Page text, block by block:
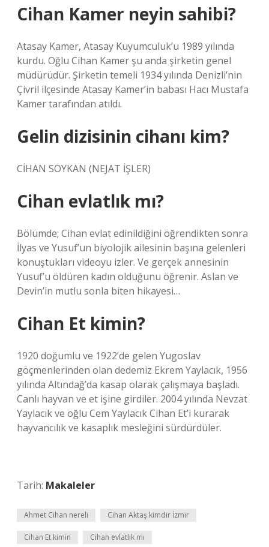
Cihan Kamer neyin sahibi?
Atasay Kamer, Atasay Kuyumculuk’u 1989 yılında
kurdu. Oğlu Cihan Kamer şu anda şirketin genel
müdürüdür. Şirketin temeli 1934 yılında Denizli’nin
Çivril ilçesinde Atasay Kamer’in babası Hacı Mustafa
Kamer tarafından atıldı.
Gelin dizisinin cihanı kim?
CİHAN SOYKAN (NEJAT İŞLER)
Cihan evlatlık mı?
Bölümde; Cihan evlat edinildiğini öğrendikten sonra
İlyas ve Yusuf’un biyolojik ailesinin başına gelenleri
konuştukları videoyu izler. Ve gerçek annesinin
Yusuf’u öldüren kadın olduğunu öğrenir. Aslan ve
Devin’in mutlu sonla biten hikayesi…
Cihan Et kimin?
1920 doğumlu ve 1922’de gelen Yugoslav
göçmenlerinden olan dedemiz Ekrem Yaylacık, 1956
yılında Altındağ’da kasap olarak çalışmaya başladı.
Canlı hayvan ve et işine girdiler. 2004 yılında Nevzat
Yaylacık ve oğlu Cem Yaylacık Cihan Et’i kurarak
hayvancılık ve kasaplık mesleğini sürdürdüler.
Tarih: Makaleler
Ahmet Cihan nereli Cihan Aktaş kimdir İzmir
Cihan Et kimin Cihan evlatlık mı